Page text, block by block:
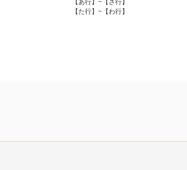
【あ行】~【さ行】
【た行】~【わ行】